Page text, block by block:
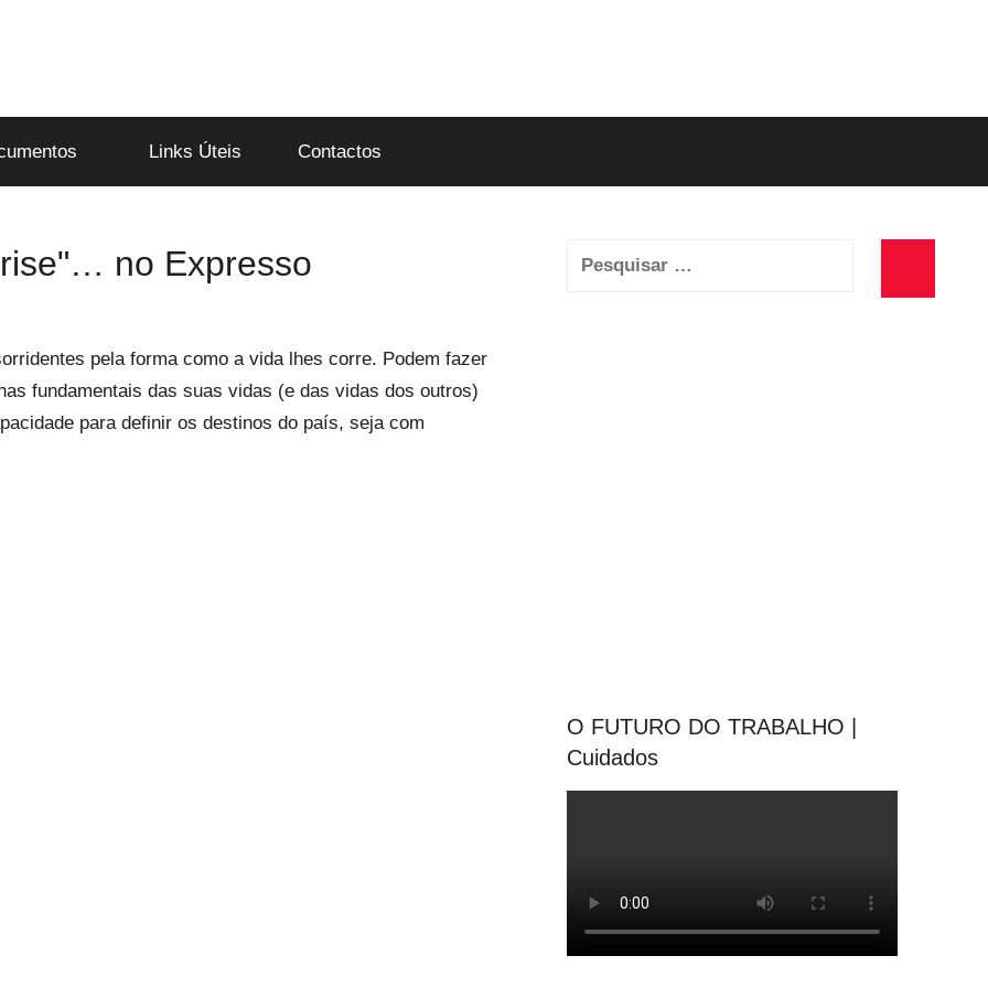
Links Úteis Contactos
no Expresso
pela forma como a vida lhes corre. Podem fazer
fundamentais das suas vidas (e das vidas dos outros)
para definir os destinos do país, seja com
Pesquisar
O FUTURO DO TRABALHO |
Cuidados